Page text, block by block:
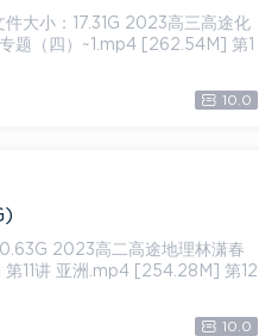
2023高三高途化
题（四）~1.mp4 [262.54M] 第1
10.0
林潇春
11讲 亚洲.mp4 [254.28M] 第12
10.0